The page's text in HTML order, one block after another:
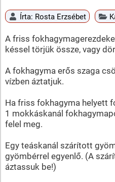
Írta: Rosta Erzsébet
A friss
késsel törjük össze, vagy
A fokhagyma erős szaga
vízben áztatjuk.
Ha friss fokhagyma helyett
1 mokkáskanál
felel meg.
Egy teáskanál szárított
gyömbérrel egyenlő. (A
áztassuk be!)